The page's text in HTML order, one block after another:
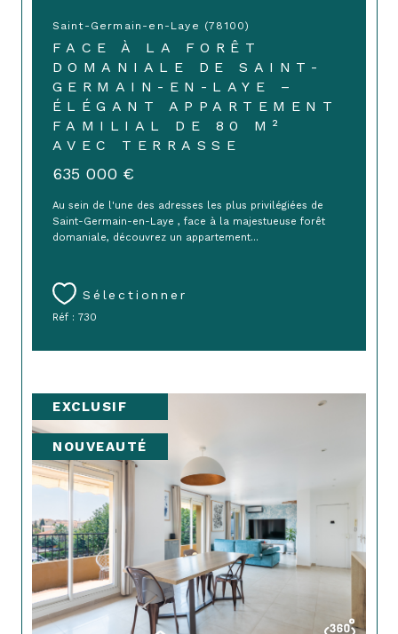
Saint-Germain-en-Laye (78100)
FACE À LA FORÊT
DOMANIALE DE SAINT-
GERMAIN-EN-LAYE –
ÉLÉGANT APPARTEMENT
FAMILIAL DE 80 M²
AVEC TERRASSE
635 000 €
Au sein de l'une des adresses les plus privilégiées de
Saint-Germain-en-Laye , face à la majestueuse forêt
domaniale, découvrez un appartement...
Sélectionner
Réf : 730
EXCLUSIF
NOUVEAUTÉ